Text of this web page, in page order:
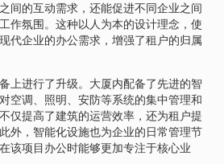
间的互动需求，还能促进不同企业之间
作氛围。这种以人为本的设计理念，使
代企业的办公需求，增强了租户的归属
上进行了升级。大厦内配备了先进的智
空调、照明、安防等系统的集中管理和
仅提高了建筑的运营效率，还为租户提
外，智能化设施也为企业的日常管理节
该项目办公时能够更加专注于核心业